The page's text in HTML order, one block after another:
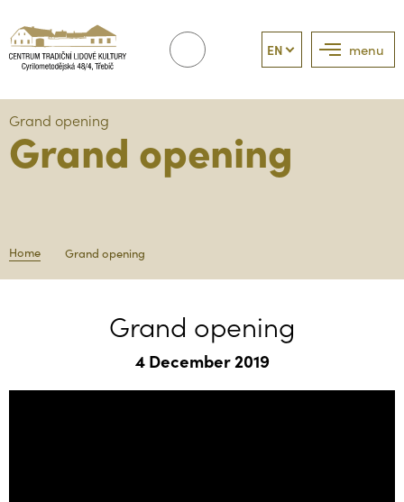
menu
EN
Grand opening
Grand opening
Home Grand opening
Grand opening
4 December 2019